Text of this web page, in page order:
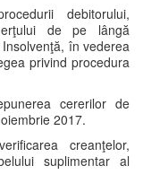
debitorului,
de pe lângă
în vederea
privind procedura
cererilor de
2017.
creanţelor,
suplimentar al